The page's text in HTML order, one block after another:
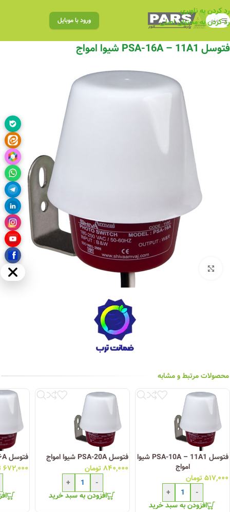
رد کردن به ناوبری
رد کردن به محتوای اصلی
منو ورود با موبایل
فتوسل PSA-16A – 11A1 شیوا امواج
بزرگنمایی تصویر
محصولات مرتبط و مشابه
فتوسل PSA-10A – 11A1 شیوا
امواج
۵۱۷,۰۰۰تومان
-
+
افزودن به سبد خرید
فتوسل PSA-20A شیوا امواج
۸۴۰,۰۰۰تومان
-
+
افزودن به سبد خرید
فتوسل ۱۶A شیوا امواج
۶۷۲,۰۰۰